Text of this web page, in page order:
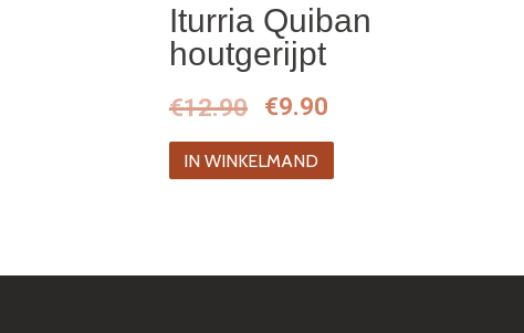
Iturria Quiban
houtgerijpt
€12.90
Oorspronkelijke
prijs
was:
€9.90
IN WINKELMAND